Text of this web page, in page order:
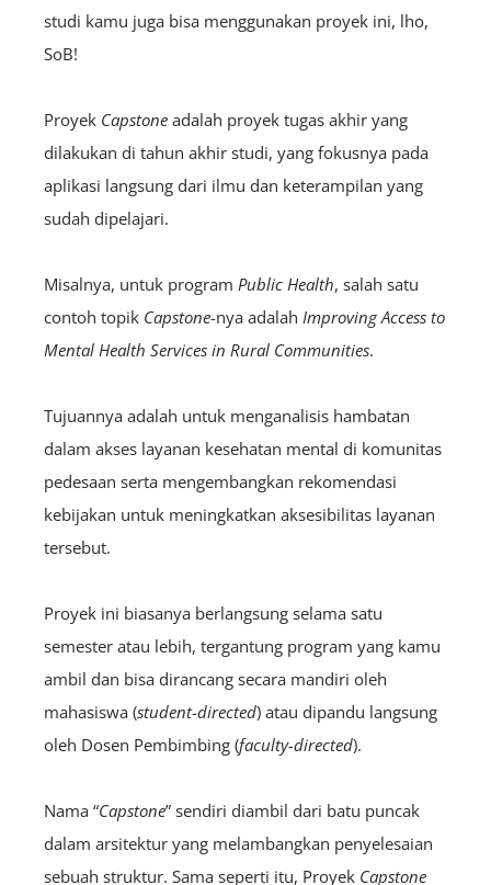
studi kamu juga bisa menggunakan proyek ini, lho,
SoB!
Proyek Capstone adalah proyek tugas akhir yang
dilakukan di tahun akhir studi, yang fokusnya pada
aplikasi langsung dari ilmu dan keterampilan yang
sudah dipelajari.
Misalnya, untuk program Public Health, salah satu
contoh topik Capstone-nya adalah Improving Access to
Mental Health Services in Rural Communities.
Tujuannya adalah untuk menganalisis hambatan
dalam akses layanan kesehatan mental di komunitas
pedesaan serta mengembangkan rekomendasi
kebijakan untuk meningkatkan aksesibilitas layanan
tersebut.
Proyek ini biasanya berlangsung selama satu
semester atau lebih, tergantung program yang kamu
ambil dan bisa dirancang secara mandiri oleh
mahasiswa (student-directed) atau dipandu langsung
oleh Dosen Pembimbing (faculty-directed).
Nama “Capstone” sendiri diambil dari batu puncak
dalam arsitektur yang melambangkan penyelesaian
sebuah struktur. Sama seperti itu, Proyek Capstone